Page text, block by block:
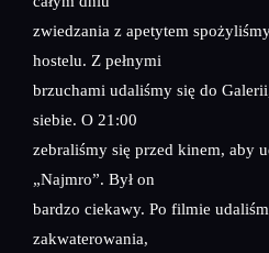
zwiedzania z apetytem
hostelu. Z pełnymi
brzuchami udaliśmy się do
siebie. O 21:00
zebraliśmy się przed kinem, aby
„Najmro”. Był on
bardzo ciekawy. Po filmie
zakwaterowania,